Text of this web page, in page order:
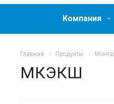
Компания
Главная Продукты
МКЭКШ